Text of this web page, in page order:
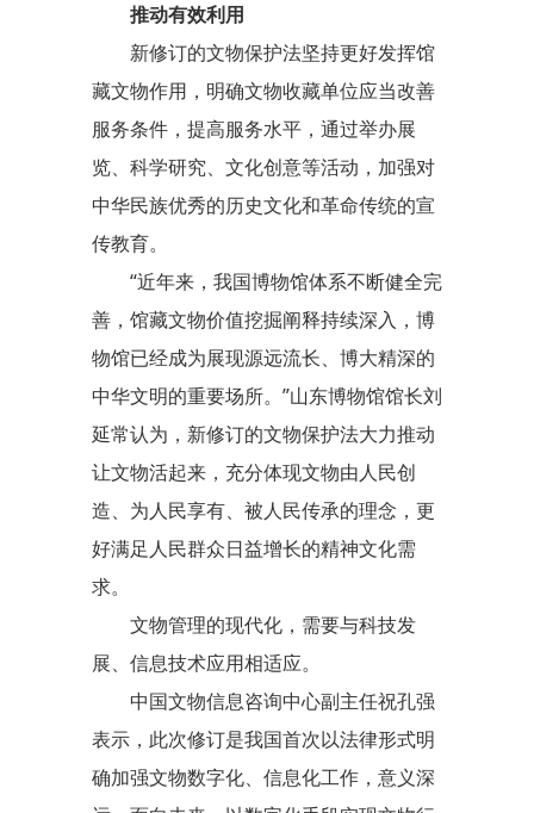
推动有效利用
新修订的文物保护法坚持更好发挥馆
藏文物作用，明确文物收藏单位应当改善
服务条件，提高服务水平，通过举办展
览、科学研究、文化创意等活动，加强对
中华民族优秀的历史文化和革命传统的宣
传教育。
“近年来，我国博物馆体系不断健全完
善，馆藏文物价值挖掘阐释持续深入，博
物馆已经成为展现源远流长、博大精深的
中华文明的重要场所。”山东博物馆馆长刘
延常认为，新修订的文物保护法大力推动
让文物活起来，充分体现文物由人民创
造、为人民享有、被人民传承的理念，更
好满足人民群众日益增长的精神文化需
求。
文物管理的现代化，需要与科技发
展、信息技术应用相适应。
中国文物信息咨询中心副主任祝孔强
表示，此次修订是我国首次以法律形式明
确加强文物数字化、信息化工作，意义深